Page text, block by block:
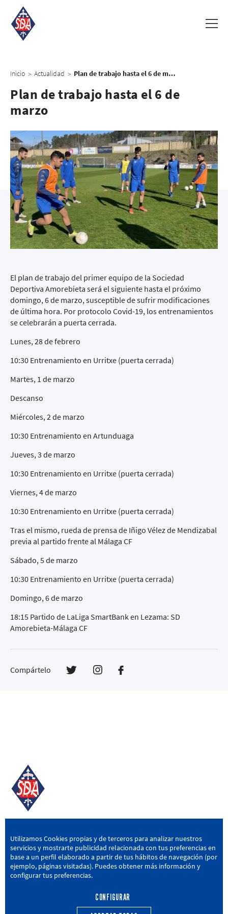
Inicio > Actualidad > Plan de trabajo hasta el 6 de marzo
Plan de trabajo hasta el 6 de
marzo
El plan de trabajo del primer equipo de la Sociedad
Deportiva Amorebieta será el siguiente hasta el próximo
domingo, 6 de marzo, susceptible de sufrir modificaciones
de última hora. Por protocolo Covid-19, los entrenamientos
se celebrarán a puerta cerrada.
Lunes, 28 de febrero
10:30 Entrenamiento en Urritxe (puerta cerrada)
Martes, 1 de marzo
Descanso
Miércoles, 2 de marzo
10:30 Entrenamiento en Artunduaga
Jueves, 3 de marzo
10:30 Entrenamiento en Urritxe (puerta cerrada)
Viernes, 4 de marzo
10:30 Entrenamiento en Urritxe (puerta cerrada)
Tras el mismo, rueda de prensa de Iñigo Vélez de Mendizabal
previa al partido frente al Málaga CF
Sábado, 5 de marzo
10:30 Entrenamiento en Urritxe (puerta cerrada)
Domingo, 6 de marzo
18:15 Partido de LaLiga SmartBank en Lezama: SD
Amorebieta-Málaga CF
Compártelo
SD AMOREBIETA
San Miguel Kalea, 16, 48340 Amorebieta, Bizkaia
946 604 751 | sda@sdamorebieta.eus
Utilizamos Cookies propias y de terceros para analizar nuestros
servicios y mostrarte publicidad relacionada con tus preferencias en
base a un perfil elaborado a partir de tus hábitos de navegación (por
ejemplo, páginas visitadas). Puedes obtener más información y
configurar tus preferencias.
CONFIGURAR